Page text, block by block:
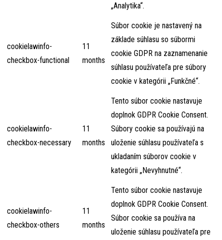
„Analytika“.
cookielawinfo-
checkbox-functional
11
months
Súbor cookie je nastavený na
základe súhlasu so súbormi
cookie GDPR na zaznamenanie
súhlasu používateľa pre súbory
cookie v kategórii „Funkčné“.
cookielawinfo-
checkbox-necessary
11
months
Tento súbor cookie nastavuje
doplnok GDPR Cookie Consent.
Súbory cookie sa používajú na
uloženie súhlasu používateľa s
ukladaním súborov cookie v
kategórii „Nevyhnutné“.
cookielawinfo-
checkbox-others
11
months
Tento súbor cookie nastavuje
doplnok GDPR Cookie Consent.
Súbor cookie sa používa na
uloženie súhlasu používateľa pre